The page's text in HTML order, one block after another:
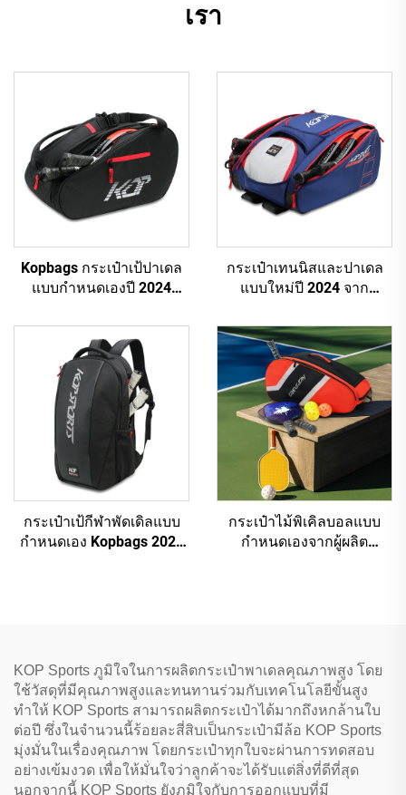
เรา
Kopbags กระเป๋าเป้ปาเดล
แบบกำหนดเองปี 2024
กระเป๋าไม้ปาเดลสำหรับสตรี
กระเป๋าเทนนิสและปาเดล
แบบใหม่ปี 2024 จาก
กระเป๋าไม้ตีสำหรับผู้หญิง
และผู้ชาย ผลิตตามสั่ง
กระเป๋าเป้กีฬาพัดเดิลแบบ
กำหนดเอง Kopbags 2024
กระเป๋าไม้พิเคิลบอลแบบ
กำหนดเองจากผู้ผลิต
KOP Sports ภูมิใจในการผลิตกระเป๋าพาเดลคุณภาพสูง โดย
ใช้วัสดุที่มีคุณภาพสูงและทนทานร่วมกับเทคโนโลยีขั้นสูง
ทำให้ KOP Sports สามารถผลิตกระเป๋าได้มากถึงหกล้านใบ
ต่อปี ซึ่งในจำนวนนี้ร้อยละสี่สิบเป็นกระเป๋ามีล้อ KOP Sports
มุ่งมั่นในเรื่องคุณภาพ โดยกระเป๋าทุกใบจะผ่านการทดสอบ
อย่างเข้มงวด เพื่อให้มั่นใจว่าลูกค้าจะได้รับแต่สิ่งที่ดีที่สุด
นอกจากนี้ KOP Sports ยังภูมิใจกับการออกแบบที่มี